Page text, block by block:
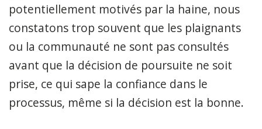
potentiellement motivés par la haine, nous
constatons trop souvent que les plaignants
ou la communauté ne sont pas consultés
avant que la décision de poursuite ne soit
prise, ce qui sape la confiance dans le
processus, même si la décision est la bonne.